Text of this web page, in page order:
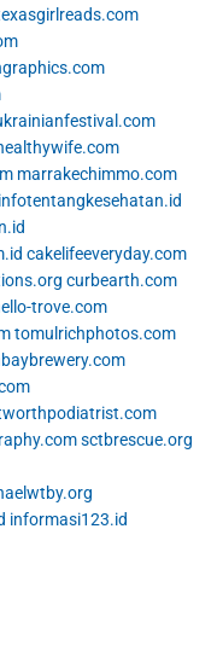
marrakechimmo.com
infotentangkesehatan.id
cakelifeeveryday.com
curbearth.com
trove.com
tomulrichphotos.com
sctbrescue.org
informasi123.id